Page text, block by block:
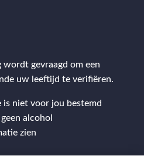
wordt gevraagd om een
uw leeftijd te verifiëren.
is niet voor jou bestemd
alcohol
zien